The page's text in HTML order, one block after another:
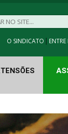
O SINDICATO |